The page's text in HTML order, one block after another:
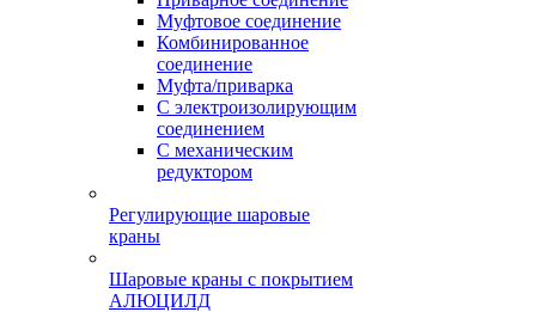
Муфтовое соединение
Комбинированное
соединение
Муфта/приварка
С электроизолирующим
соединением
С механическим
редуктором
Регулирующие шаровые
краны
Шаровые краны с покрытием
АЛЮЦИЛД